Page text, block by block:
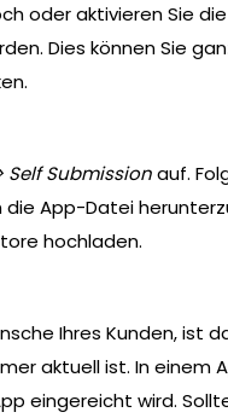
oder aktivieren Sie
Dies können Sie
Self Submissionauf.
App-Datei
hochladen.
Ihres Kunden, ist
aktuell ist. In einem
eingereicht wird.